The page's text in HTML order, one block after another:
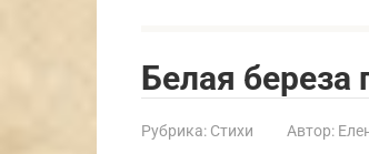
Белая
Рубрика: Стихи Автор: